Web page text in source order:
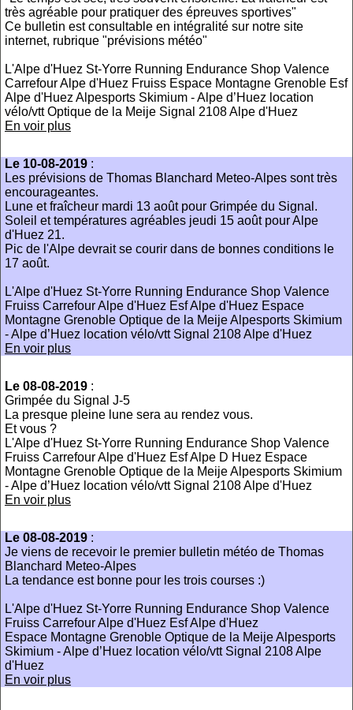
très agréable pour pratiquer des épreuves sportives"
Ce bulletin est consultable en intégralité sur notre site
internet, rubrique "prévisions météo"
L'Alpe d'Huez St-Yorre Running Endurance Shop Valence
Carrefour Alpe d'Huez Fruiss Espace Montagne Grenoble Esf
Alpe d'Huez Alpesports Skimium - Alpe d’Huez location
vélo/vtt Optique de la Meije Signal 2108 Alpe d'Huez
En voir plus
Le 10-08-2019 :
Les prévisions de Thomas Blanchard Meteo-Alpes sont très
encourageantes.
Lune et fraîcheur mardi 13 août pour Grimpée du Signal.
Soleil et températures agréables jeudi 15 août pour Alpe
d'Huez 21.
Pic de l'Alpe devrait se courir dans de bonnes conditions le
17 août.
L'Alpe d'Huez St-Yorre Running Endurance Shop Valence
Fruiss Carrefour Alpe d'Huez Esf Alpe d'Huez Espace
Montagne Grenoble Optique de la Meije Alpesports Skimium
- Alpe d’Huez location vélo/vtt Signal 2108 Alpe d'Huez
En voir plus
Le 08-08-2019 :
Grimpée du Signal J-5
La presque pleine lune sera au rendez vous.
Et vous ?
L'Alpe d'Huez St-Yorre Running Endurance Shop Valence
Fruiss Carrefour Alpe d'Huez Esf Alpe D Huez Espace
Montagne Grenoble Optique de la Meije Alpesports Skimium
- Alpe d’Huez location vélo/vtt Signal 2108 Alpe d'Huez
En voir plus
Le 08-08-2019 :
Je viens de recevoir le premier bulletin météo de Thomas
Blanchard Meteo-Alpes
La tendance est bonne pour les trois courses :)
L'Alpe d'Huez St-Yorre Running Endurance Shop Valence
Fruiss Carrefour Alpe d'Huez Esf Alpe d'Huez
Espace Montagne Grenoble Optique de la Meije Alpesports
Skimium - Alpe d’Huez location vélo/vtt Signal 2108 Alpe
d'Huez
En voir plus